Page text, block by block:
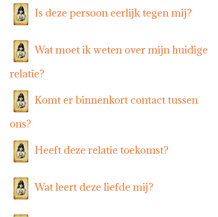
Is deze persoon eerlijk tegen mij?
Wat moet ik weten over mijn huidige
relatie?
Komt er binnenkort contact tussen
ons?
Heeft deze relatie toekomst?
Wat leert deze liefde mij?